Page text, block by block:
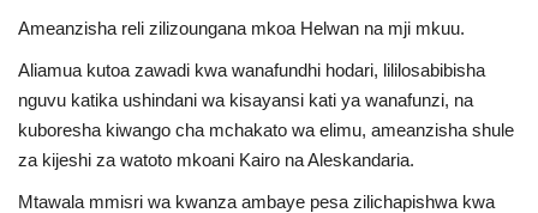
Nafasi
Washiriki
Video
Maonyesho
Ameanzisha reli zilizoungana mkoa Helwan na mji mkuu.
Aliamua kutoa zawadi kwa wanafundhi hodari, lililosabibisha
nguvu katika ushindani wa kisayansi kati ya wanafunzi, na
kuboresha kiwango cha mchakato wa elimu, ameanzisha shule
za kijeshi za watoto mkoani Kairo na Aleskandaria.
Mtawala mmisri wa kwanza ambaye pesa zilichapishwa kwa